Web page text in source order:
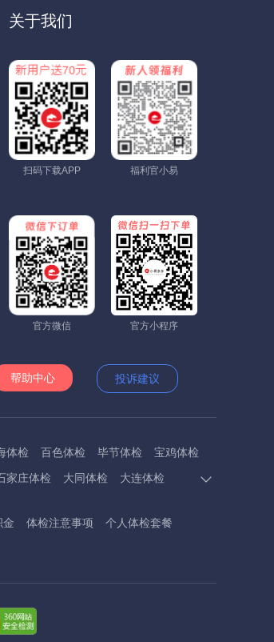
关于我们
扫码下载APP 福利官小易
官方微信 官方小程序
帮助中心 投诉建议
体检 百色体检 毕节体检
宝鸡体检
家庄体检 大同体检
大连体检
检 呼伦贝尔体检
葫芦岛体检
检 吉安体检 济南体检
济宁体检
检 连云港体检
陇南体检
金 体检注意事项
个人体检套餐